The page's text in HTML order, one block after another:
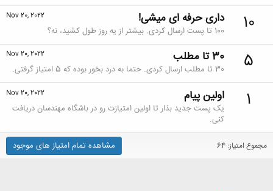
10
Nov 20, 2022 داری حرفه ای میشی!
100 تا پست ارسال کردی. بیشتر از یه روز طول کشید، نه؟
5
Nov 20, 2022 30 تا مطلب
30 تا مطلب ارسال کردی. حتما به درد بخور بوده که 5 امتیاز گرفتی.
1
Nov 20, 2022 اولین پیام
یک پست جدید بذار تا اولین امتیازت رو در باشگاه مهندسان دریافت
کنی.
مجموع امتیاز: 64 مشاهده تمام امتیاز های موجود